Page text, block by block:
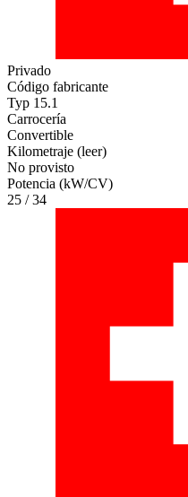
Privado
Código fabricante
Typ 15.1
Carrocería
Convertible
Kilometraje (leer)
No provisto
Potencia (kW/CV)
25 / 34